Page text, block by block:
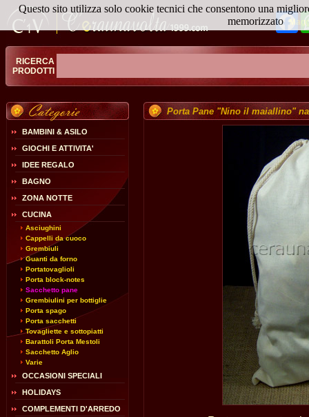
RICERCA
PRODOTTI
BAMBINI & ASILO
GIOCHI E ATTIVITA'
IDEE REGALO
BAGNO
ZONA NOTTE
CUCINA
Asciughini
Cappelli da cuoco
Grembiuli
Guanti da forno
Portatovaglioli
Porta block-notes
Sacchetto pane
Grembiulini per bottiglie
Porta spago
Porta sacchetti
Tovagliette e sottopiatti
Barattoli Porta Mestoli
Sacchetto Aglio
Varie
OCCASIONI SPECIALI
HOLIDAYS
COMPLEMENTI D'ARREDO
Porta Pane "Nino il maiallino"
Questo sito utilizza solo cookie tecnici che consentono una
memorizzato